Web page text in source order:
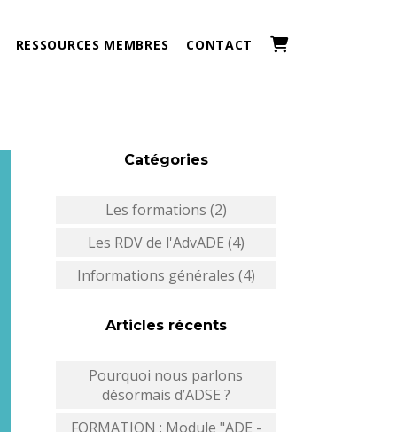
RESSOURCES MEMBRES CONTACT
Catégories
Les formations (2)
Les RDV de l'AdvADE (4)
Informations générales (4)
Articles récents
Pourquoi nous parlons
désormais d’ADSE ?
FORMATION : Module "ADE -